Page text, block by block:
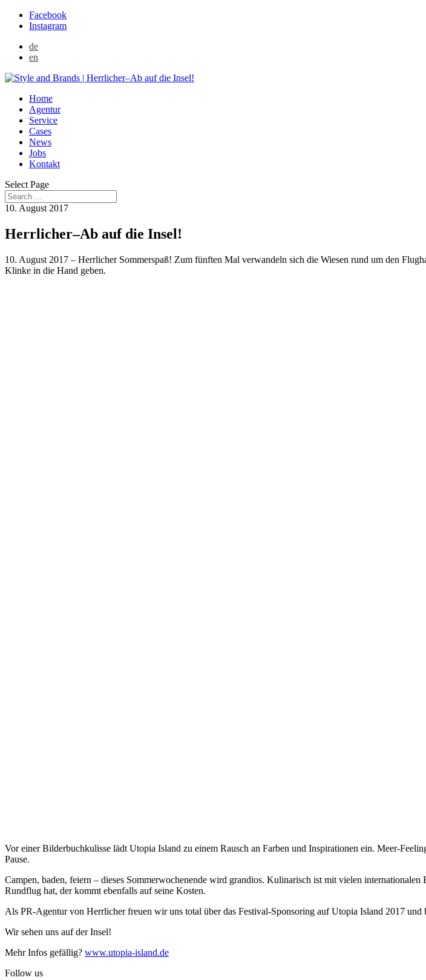
Facebook
Instagram
de
en
Home
Agentur
Service
Cases
News
Jobs
Kontakt
Select Page
10. August 2017
Herrlicher–Ab auf die Insel!
10. August 2017 – Herrlicher Sommerspaß! Zum fünften Mal verwandeln sich die Wiesen rund um den
Klinke in die Hand geben.
Vor einer Bilderbuchkulisse lädt Utopia Island zu einem Rausch an Farben und Inspirationen ein. Meer-
Pause.
Campen, baden, feiern – dieses Sommerwochenende wird grandios. Kulinarisch ist mit vielen
Rundflug hat, der kommt ebenfalls auf seine Kosten.
Als PR-Agentur von Herrlicher freuen wir uns total über das Festival-Sponsoring auf Utopia Island 2017 und
Wir sehen uns auf der Insel!
Mehr Infos gefällig? www.utopia-island.de
Follow us